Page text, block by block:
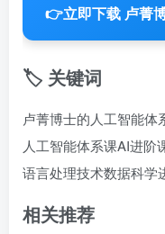
👉立即下载 卢菁
🏷️ 关键词
卢菁博士的人工智能体
人工智能体系课AI进阶
语言处理技术数据科学
相关推荐